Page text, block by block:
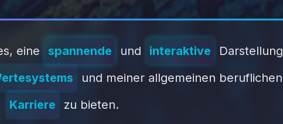
eine spannende und interaktive
Darstellung
und meiner allgemeinen beruflichen
Karriere
zu bieten.